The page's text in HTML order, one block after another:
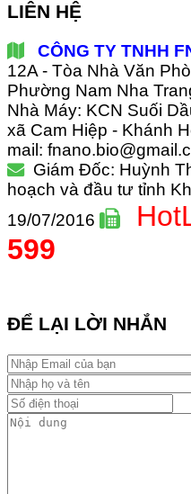
LIÊN HỆ
CÔNG TY TNHH
12A - Tòa Nhà Văn
Phường Nam Nha
Nhà Máy: KCN Suối
xã Cam Hiệp - Khánh
mail:
Giám Đốc: Huỳnh
hoạch và đầu tư tỉnh
19/07/2016
599
ĐỂ LẠI LỜI NHẮN